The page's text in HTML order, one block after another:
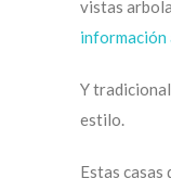
vistas
información
Y
estilo.
Estas casas